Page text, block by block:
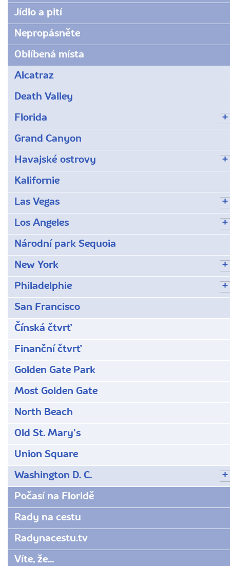
Jídlo a pití
Nepropásněte
Oblíbená místa
Alcatraz
Death Valley
Florida
Grand Canyon
Havajské ostrovy
Kalifornie
Las Vegas
Los Angeles
Národní park Sequoia
New York
Philadelphie
San Francisco
Čínská čtvrť
Finanční čtvrť
Golden Gate Park
Most Golden Gate
North Beach
Old St. Maryʼs
Union Square
Washington D. C.
Počasí na Floridě
Rady na cestu
Radynacestu.tv
Víte, že...